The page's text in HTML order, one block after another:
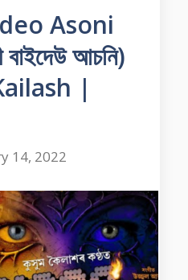
Asoni
আচনি)
|
14, 2022